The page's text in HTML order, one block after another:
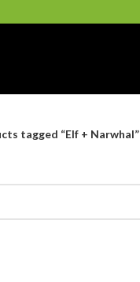
tagged “Elf + Narwhal”